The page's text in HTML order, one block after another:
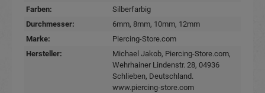
Farben:
Silberfarbig
Durchmesser:
6mm, 8mm, 10mm, 12mm
Marke:
Piercing-Store.com
Hersteller:
Michael Jakob, Piercing-Store.com,
Wehrhainer Lindenstr. 28, 04936
Schlieben, Deutschland.
www.piercing-store.com